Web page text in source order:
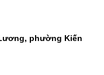
phường Kiến